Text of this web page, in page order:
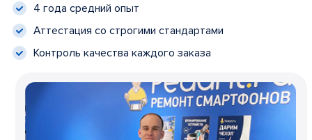
4 года средний опыт
Аттестация со строгими стандартами
Контроль качества каждого заказа